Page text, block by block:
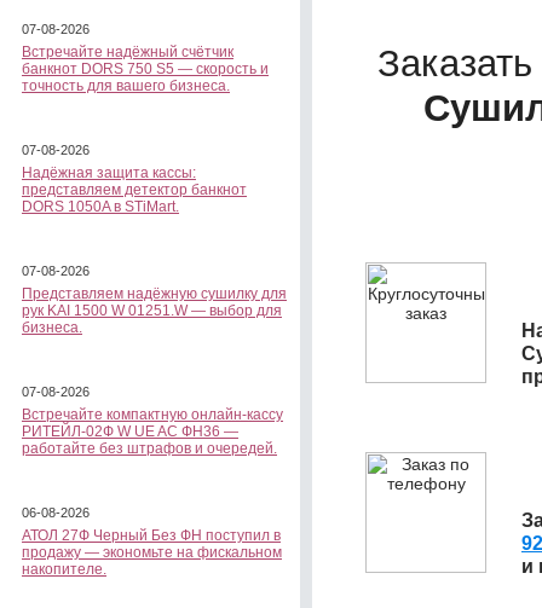
07-08-2026
Встречайте надёжный счётчик
банкнот DORS 750 S5 — скорость и
точность для вашего бизнеса.
07-08-2026
Надёжная защита кассы:
представляем детектор банкнот
DORS 1050A в STiMart.
07-08-2026
Представляем надёжную сушилку для
рук KAI 1500 W 01251.W — выбор для
бизнеса.
07-08-2026
Встречайте компактную онлайн-кассу
РИТЕЙЛ-02Ф W UE AC ФН36 —
работайте без штрафов и очередей.
06-08-2026
АТОЛ 27Ф Черный Без ФН поступил в
продажу — экономьте на фискальном
накопителе.
и